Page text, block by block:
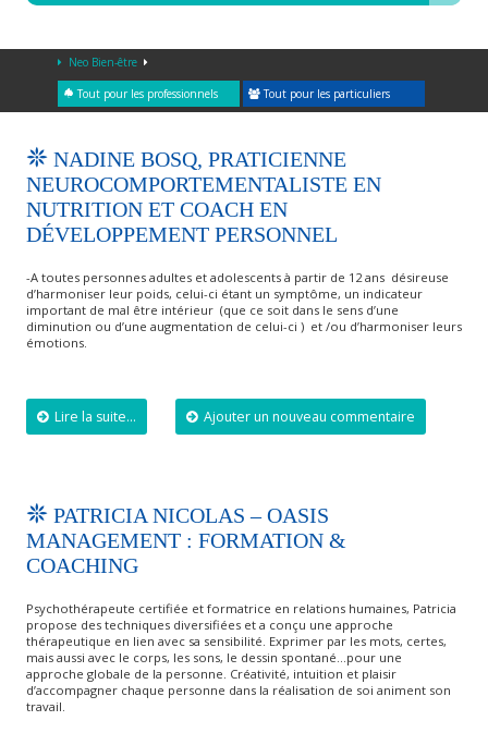
Neo Bien-être
Tout pour les professionnels Tout pour les particuliers
NADINE BOSQ, PRATICIENNE
NEUROCOMPORTEMENTALISTE EN
NUTRITION ET COACH EN
DÉVELOPPEMENT PERSONNEL
-A toutes personnes adultes et adolescents à partir de 12 ans désireuse
d’harmoniser leur poids, celui-ci étant un symptôme, un indicateur
important de mal être intérieur (que ce soit dans le sens d’une
diminution ou d’une augmentation de celui-ci ) et /ou d’harmoniser leurs
émotions.
Lire la suite... Ajouter un nouveau commentaire
PATRICIA NICOLAS – OASIS
MANAGEMENT : FORMATION &
COACHING
Psychothérapeute certifiée et formatrice en relations humaines, Patricia
propose des techniques diversifiées et a conçu une approche
thérapeutique en lien avec sa sensibilité. Exprimer par les mots, certes,
mais aussi avec le corps, les sons, le dessin spontané…pour une
approche globale de la personne. Créativité, intuition et plaisir
d’accompagner chaque personne dans la réalisation de soi animent son
travail.